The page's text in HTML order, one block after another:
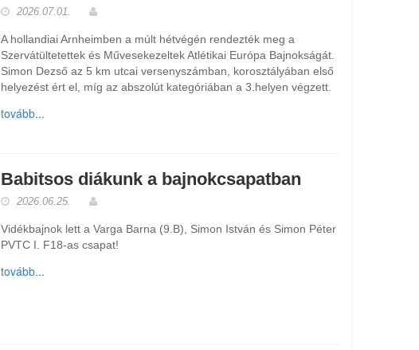
2026.07.01.
A hollandiai Arnheimben a múlt hétvégén rendezték meg a
Szervátültetettek és Művesekezeltek Atlétikai Európa Bajnokságát.
Simon Dezső az 5 km utcai versenyszámban, korosztályában első
helyezést ért el, míg az abszolút kategóriában a 3.helyen végzett.
tovább...
Babitsos diákunk a bajnokcsapatban
2026.06.25.
Vidékbajnok lett a Varga Barna (9.B), Simon István és Simon Péter
PVTC I. F18-as csapat!
tovább...